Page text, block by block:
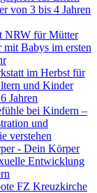
von 3 bis 4 Jahren
NRW für Mütter
mit Babys im ersten
im Herbst für
und Kinder
Jahren
bei Kindern –
und
verstehen
- Dein Körper
Entwicklung
FZ Kreuzkirche